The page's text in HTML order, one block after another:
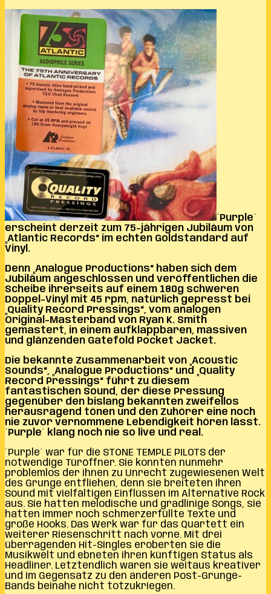
´Purple´
erscheint derzeit zum 75-jährigen Jubiläum von
„Atlantic Records“ im echten Goldstandard auf
Vinyl.
Denn „Analogue Productions“ haben sich dem
Jubiläum angeschlossen und veröffentlichen die
Scheibe ihrerseits auf einem 180g schweren
Doppel-Vinyl mit 45 rpm, natürlich gepresst bei
„Quality Record Pressings“, vom analogen
Original-Masterband von Ryan K. Smith
gemastert, in einem aufklappbaren, massiven
und glänzenden Gatefold Pocket Jacket.
Die bekannte Zusammenarbeit von „Acoustic
Sounds“, „Analogue Productions“ und „Quality
Record Pressings“ führt zu diesem
fantastischen Sound, der diese Pressung
gegenüber den bislang bekannten zweifellos
herausragend tönen und den Zuhörer eine noch
nie zuvor vernommene Lebendigkeit hören lässt.
´Purple´ klang noch nie so live und real.
´Purple´ war für die STONE TEMPLE PILOTS der
notwendige Türöffner. Sie konnten nunmehr
problemlos der ihnen zu Unrecht zugewiesenen Welt
des Grunge entfliehen, denn sie breiteten ihren
Sound mit vielfältigen Einflüssen im Alternative Rock
aus. Sie hatten melodische und gradlinige Songs, sie
hatten immer noch schmerzerfüllte Texte und
große Hooks. Das Werk war für das Quartett ein
weiterer Riesenschritt nach vorne. Mit drei
überragenden Hit-Singles eroberten sie die
Musikwelt und ebneten ihren künftigen Status als
Headliner. Letztendlich waren sie weitaus kreativer
und im Gegensatz zu den anderen Post-Grunge-
Bands beinahe nicht totzukriegen.